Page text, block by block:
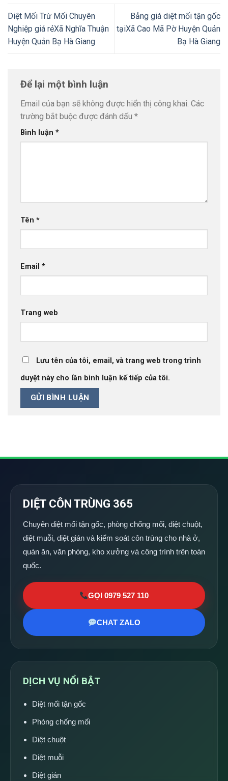
Diệt Mối Trừ Mối Chuyên
Nghiệp giá rẻXã Nghĩa Thuận
Huyện Quản Bạ Hà Giang
Bảng giá diệt mối tận gốc
tạiXã Cao Mã Pờ Huyện Quản
Bạ Hà Giang
Để lại một bình luận
Email của bạn sẽ không được hiển thị công khai. Các
trường bắt buộc được đánh dấu *
Bình luận *
Tên *
Email *
Trang web
Lưu tên của tôi, email, và trang web trong trình
duyệt này cho lần bình luận kế tiếp của tôi.
DIỆT CÔN TRÙNG 365
Chuyên diệt mối tận gốc, phòng chống mối, diệt chuột,
diệt muỗi, diệt gián và kiểm soát côn trùng cho nhà ở,
quán ăn, văn phòng, kho xưởng và công trình trên toàn
quốc.
GỌI 0979 527 110
CHAT ZALO
DỊCH VỤ NỔI BẬT
Diệt mối tận gốc
Phòng chống mối
Diệt chuột
Diệt muỗi
Diệt gián